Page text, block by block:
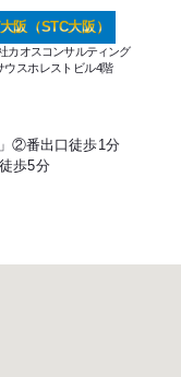
阪（STC大阪）
カオスコンサルティング
ウスホレストビル4階
②番出口徒歩1分
歩5分